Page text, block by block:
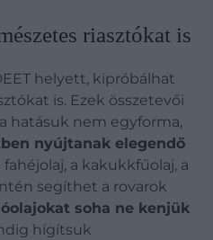
riasztókat is
helyett, kipróbálhat
is. Ezek összetevői
hatásuk nem egyforma,
nyújtanak elegendő
fahéjolaj, a kakukkfűolaj, a
segíthet a rovarok
soha ne kenjük
hígítsuk